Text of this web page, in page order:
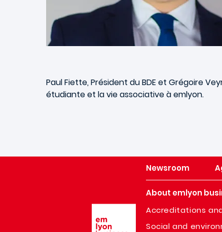
Paul Fiette, Président du BDE et Grégoire
étudiante et la vie associative àemlyon.
Newsroom
About emlyon
Accreditations
Social and